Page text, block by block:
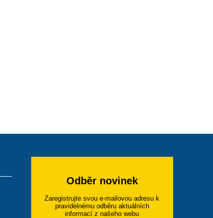
Odběr novinek
Zaregistrujte svou e-mailovou adresu k
pravidelnému odběru aktuálních
informací z našeho webu